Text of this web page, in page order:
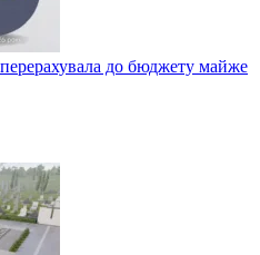
до бюджету майже